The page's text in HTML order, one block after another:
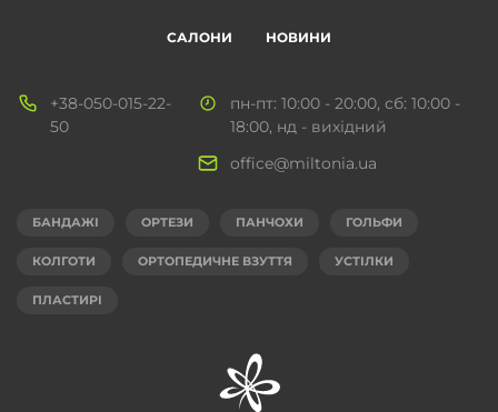
пн-пт: 10:00 - 20:00, сб: 10:00 -
18:00, нд - вихідний
+38-050-015-22-
50
office@miltonia.ua
БАНДАЖІ ОРТЕЗИ ПАНЧОХИ ГОЛЬФИ
КОЛГОТИ ОРТОПЕДИЧНЕ ВЗУТТЯ УСТІЛКИ
ПЛАСТИРІ
САЛОНИ НОВИНИ